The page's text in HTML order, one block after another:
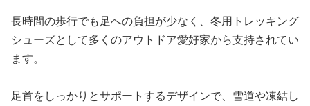
長時間の歩行でも足への負担が少なく、冬用トレッキング
シューズとして多くのアウトドア愛好家から支持されてい
ます。
足首をしっかりとサポートするデザインで、雪道や凍結し